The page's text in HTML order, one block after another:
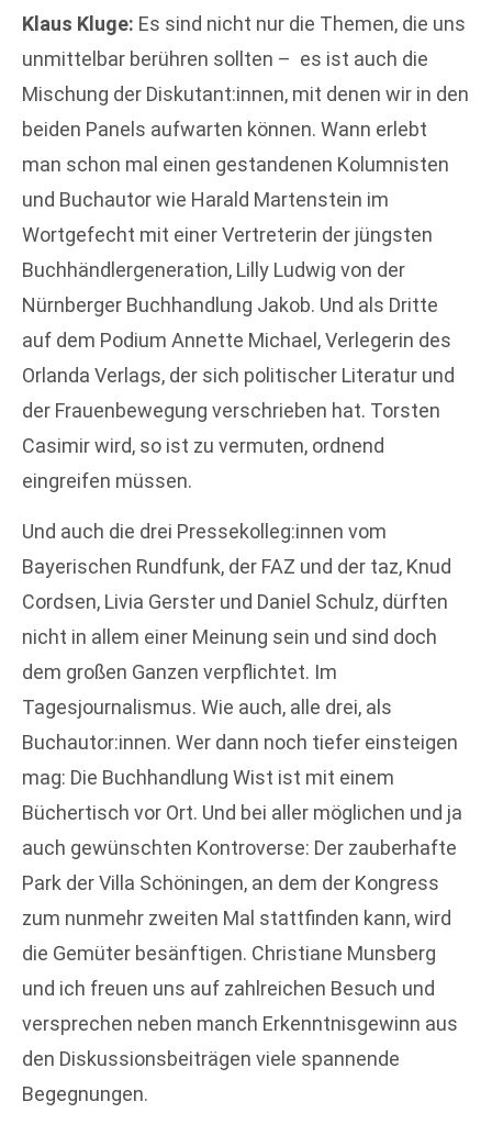
Klaus Kluge: Es sind nicht nur die Themen, die uns
unmittelbar berühren sollten – es ist auch die
Mischung der Diskutant:innen, mit denen wir in den
beiden Panels aufwarten können. Wann erlebt
man schon mal einen gestandenen Kolumnisten
und Buchautor wie Harald Martenstein im
Wortgefecht mit einer Vertreterin der jüngsten
Buchhändlergeneration, Lilly Ludwig von der
Nürnberger Buchhandlung Jakob. Und als Dritte
auf dem Podium Annette Michael, Verlegerin des
Orlanda Verlags, der sich politischer Literatur und
der Frauenbewegung verschrieben hat. Torsten
Casimir wird, so ist zu vermuten, ordnend
eingreifen müssen.
Und auch die drei Pressekolleg:innen vom
Bayerischen Rundfunk, der FAZ und der taz, Knud
Cordsen, Livia Gerster und Daniel Schulz, dürften
nicht in allem einer Meinung sein und sind doch
dem großen Ganzen verpflichtet. Im
Tagesjournalismus. Wie auch, alle drei, als
Buchautor:innen. Wer dann noch tiefer einsteigen
mag: Die Buchhandlung Wist ist mit einem
Büchertisch vor Ort. Und bei aller möglichen und ja
auch gewünschten Kontroverse: Der zauberhafte
Park der Villa Schöningen, an dem der Kongress
zum nunmehr zweiten Mal stattfinden kann, wird
die Gemüter besänftigen. Christiane Munsberg
und ich freuen uns auf zahlreichen Besuch und
versprechen neben manch Erkenntnisgewinn aus
den Diskussionsbeiträgen viele spannende
Begegnungen.